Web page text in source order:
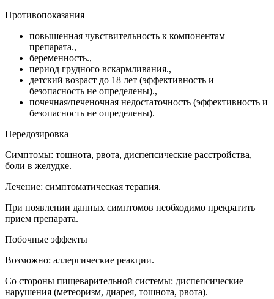
Противопоказания
повышенная чувствительность к компонентам
препарата.,
беременность.,
период грудного вскармливания.,
детский возраст до 18 лет (эффективность и
безопасность не определены).,
почечная/печеночная недостаточность (эффективность и
безопасность не определены).
Передозировка
Симптомы: тошнота, рвота, диспепсические расстройства,
боли в желудке.
Лечение: симптоматическая терапия.
При появлении данных симптомов необходимо прекратить
прием препарата.
Побочные эффекты
Возможно: аллергические реакции.
Со стороны пищеварительной системы: диспепсические
нарушения (метеоризм, диарея, тошнота, рвота).